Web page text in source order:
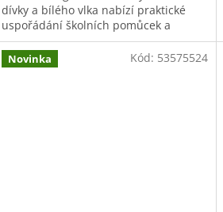
dívky a bílého vlka nabízí praktické
uspořádání školních pomůcek a
kvalitní zpracování pro malé školačky...
Novinka Kód: 53575524